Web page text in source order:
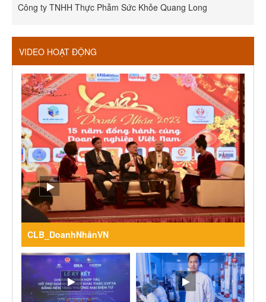
Công ty TNHH Thực Phẫm Sức Khỏe Quang Long
VIDEO HOẠT ĐỘNG
CLB_DoanhNhânVN